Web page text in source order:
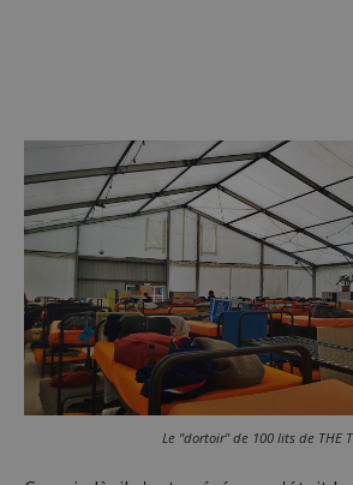
Le "dortoir" de 100 lits de THE